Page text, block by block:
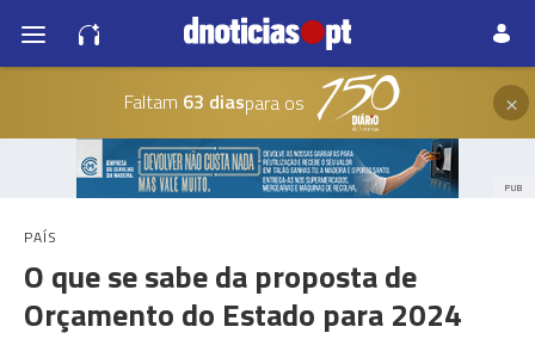
Faltam 63 diaspara os ×
PUB
PAÍS
O que se sabe da proposta de
Orçamento do Estado para 2024